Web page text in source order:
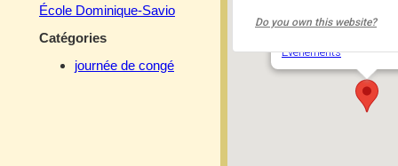
Événements
Do you own this website?
École Dominique-Savio
Catégories
journée de congé